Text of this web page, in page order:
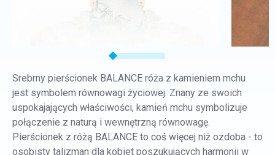
Srebrny pierścionek BALANCE róża z kamieniem mchu
jest symbolem równowagi życiowej. Znany ze swoich
uspokajających właściwości, kamień mchu symbolizuje
połączenie z naturą i wewnętrzną równowagę.
Pierścionek z różą BALANCE to coś więcej niż ozdoba - to
osobisty talizman dla kobiet poszukujących harmonii w